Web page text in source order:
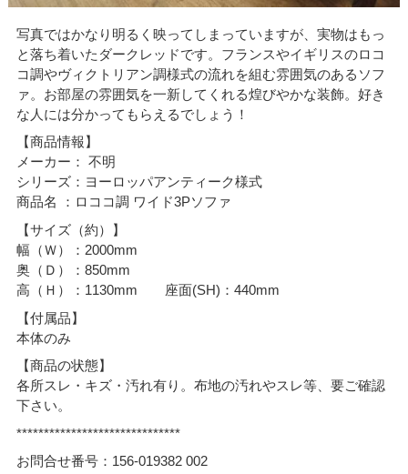
写真ではかなり明るく映ってしまっていますが、実物はもっ
と落ち着いたダークレッドです。フランスやイギリスのロコ
コ調やヴィクトリアン調様式の流れを組む雰囲気のあるソフ
ァ。お部屋の雰囲気を一新してくれる煌びやかな装飾。好き
な人には分かってもらえるでしょう！
【商品情報】
メーカー： 不明
シリーズ：ヨーロッパアンティーク様式
商品名 ：ロココ調 ワイド3Pソファ
【サイズ（約）】
幅（Ｗ）：2000mm
奥（Ｄ）：850mm
高（Ｈ）：1130mm 座面(SH)：440mm
【付属品】
本体のみ
【商品の状態】
各所スレ・キズ・汚れ有り。布地の汚れやスレ等、要ご確認
下さい。
******************************
お問合せ番号：156-019382 002